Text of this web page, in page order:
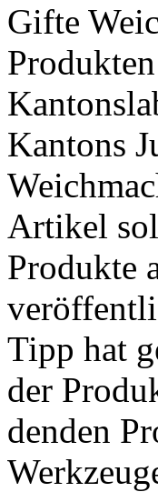
Gifte
Kantons
Artikel
Produkte
Tipp hat
der
denden